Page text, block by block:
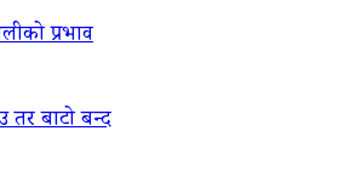
प्रभाव
तर बाटो बन्द